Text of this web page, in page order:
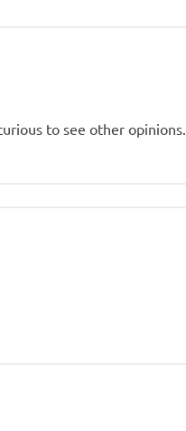
to see other opinions.